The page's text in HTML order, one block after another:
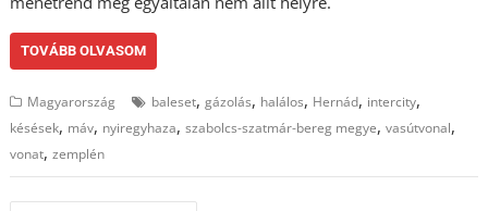
TOVÁBB OLVASOM
Magyarország baleset,gázolás, halálos, Hernád, intercity,
késések, máv, nyiregyhaza,szabolcs-szatmár-bereg megye,vasútvonal,
vonat,zemplén